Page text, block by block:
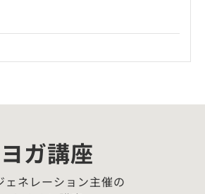
ヨガ講座
ェネレーション主催の